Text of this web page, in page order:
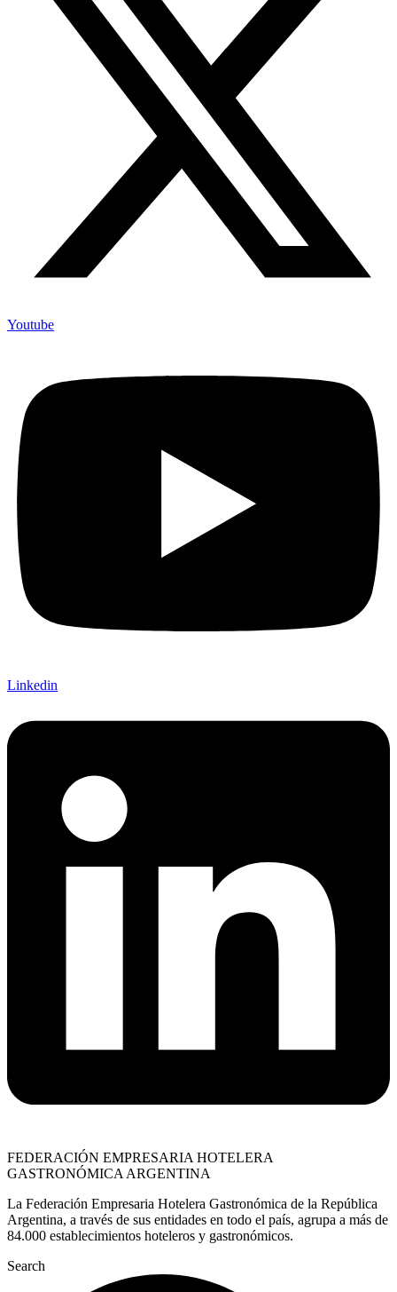
Youtube
Linkedin
FEDERACIÓN EMPRESARIA HOTELERA
GASTRONÓMICA ARGENTINA
La Federación Empresaria Hotelera Gastronómica de la República
Argentina, a través de sus entidades en todo el país, agrupa a más de
84.000 establecimientos hoteleros y gastronómicos.
Search